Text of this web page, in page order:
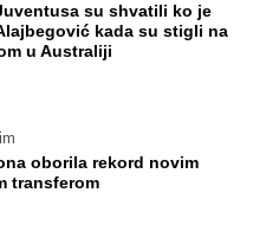
su shvatili ko je
kada su stigli na
u Australiji
oborila rekord novim
transferom